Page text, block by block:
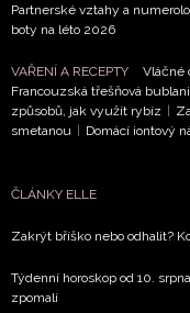
Partnerské vztahy a
boty na léto 2026
VAŘENÍ A RECEPTY Vláčné
Francouzská třešňová
způsobů, jak využít rybíz
smetanou
Domácí iontový
ČLÁNKY ELLE
Zakrýt bříško nebo odhalit?
Týdenní horoskop od 10.
zpomalí